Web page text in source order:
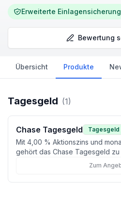
Erweiterte Einlagensicherung
Bewertung
Übersicht Produkte
Tagesgeld (1)
Chase Tagesgeld Tagesgeld
Mit 4,00 % Aktionszins und
gehört das Chase Tagesgeld
Angeboten für Neukunden.
Zum